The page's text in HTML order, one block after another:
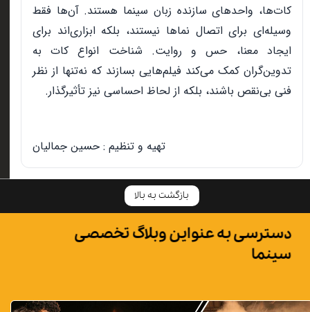
کات‌ها، واحدهای سازنده زبان سینما هستند. آن‌ها فقط
وسیله‌ای برای اتصال نماها نیستند، بلکه ابزاری‌اند برای
ایجاد معنا، حس و روایت. شناخت انواع کات به
تدوین‌گران کمک می‌کند فیلم‌هایی بسازند که نه‌تنها از نظر
فنی بی‌نقص باشند، بلکه از لحاظ احساسی نیز تأثیرگذار.
تهیه و تنظیم : حسین جمالیان
بازگشت به بالا
دسترسی به عنواین وبلاگ تخصصی
سینما